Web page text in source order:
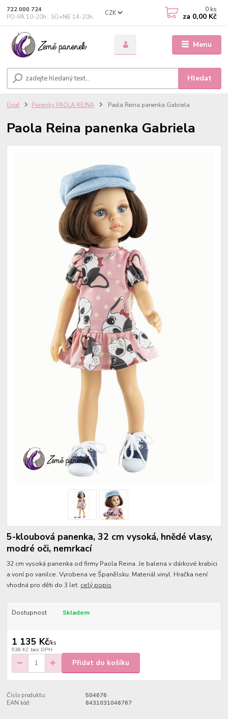
Menu
CZK
Hledat
722 000 724
PO-PÁ 10-20h., SO+NE 14-20h.
0 ks
za 0,00 Kč
Úvod Panenky PAOLA REINA Paola Reina panenka Gabriela
Paola Reina panenka Gabriela
5-kloubová panenka, 32 cm vysoká, hnědé vlasy,
modré oči, nemrkací
32 cm vysoká panenka od firmy Paola Reina. Je balena v dárkové krabici
a voní po vanilce. Vyrobena ve Španělsku. Materiál vinyl. Hračka není
vhodná pro děti do 3 let. celý popis
Dostupnost Skladem
1 135 Kč/ks
938 Kč bez DPH
Přidat do košíku
Číslo produktu:
504676
EAN kód:
8431031046767